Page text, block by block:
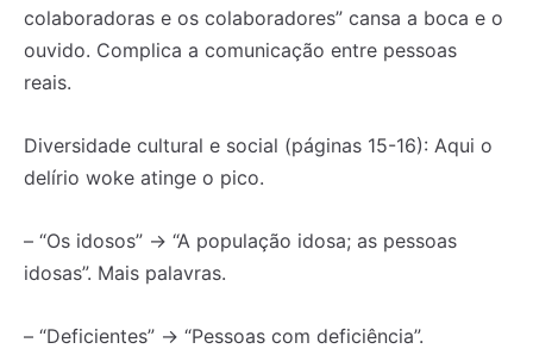
colaboradoras e os colaboradores” cansa a boca e o
ouvido. Complica a comunicação entre pessoas
reais.
Diversidade cultural e social (páginas 15-16): Aqui o
delírio woke atinge o pico.
– “Os idosos” → “A população idosa; as pessoas
idosas”. Mais palavras.
– “Deficientes” → “Pessoas com deficiência”.